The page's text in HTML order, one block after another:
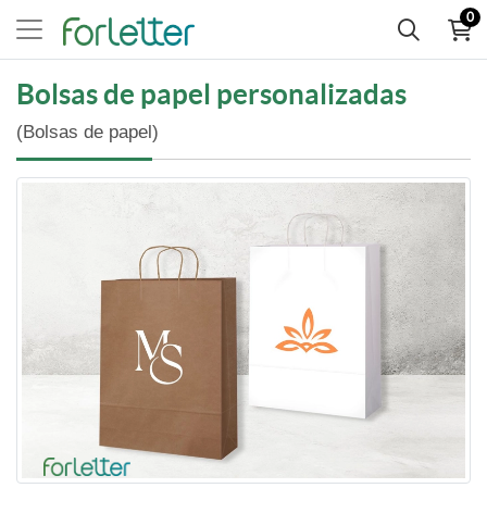
0
Bolsas de papel personalizadas
(Bolsas de papel)